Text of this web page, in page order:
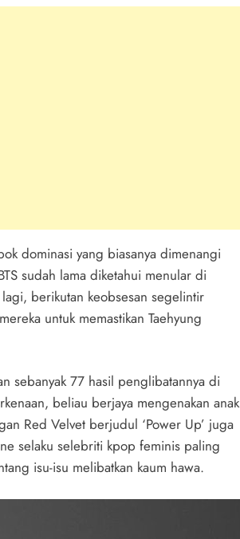
dominasi yang biasanya dimenangi
sudah lama diketahui menular di
berikutan keobsesan segelintir
untuk memastikan Taehyung
sebanyak 77 hasil penglibatannya di
beliau berjaya mengenakan anak
Red Velvet berjudul ‘Power Up’ juga
selaku selebriti kpop feminis paling
isu-isu melibatkan kaum hawa.